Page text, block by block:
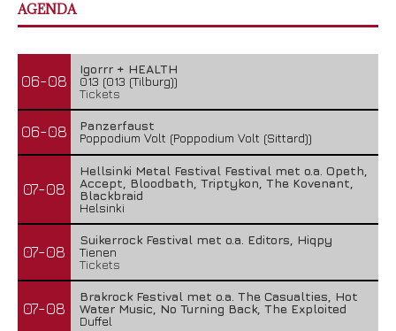
AGENDA
06-08
Igorrr + HEALTH
013 (013 (Tilburg))
Tickets
06-08
Panzerfaust
Poppodium Volt (Poppodium Volt (Sittard))
07-08
Hellsinki Metal Festival Festival met o.a. Opeth,
Accept, Bloodbath, Triptykon, The Kovenant,
Blackbraid
Helsinki
07-08
Suikerrock Festival met o.a. Editors, Hiqpy
Tienen
Tickets
07-08
Brakrock Festival met o.a. The Casualties, Hot
Water Music, No Turning Back, The Exploited
Duffel